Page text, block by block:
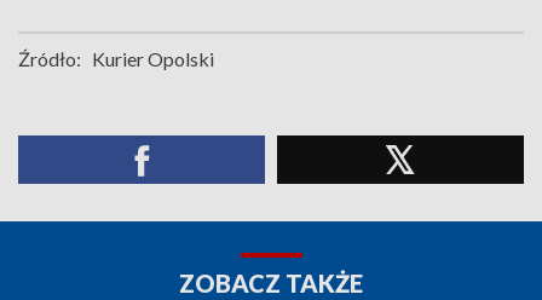
Źródło: Kurier Opolski
ZOBACZ TAKŻE